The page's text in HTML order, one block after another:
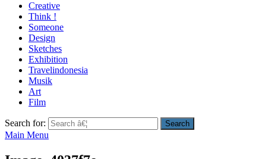
[] Motzter
Cerita Ide Kreatif
Creative
Think !
Someone
Design
Sketches
Exhibition
Travelindonesia
Musik
Art
Film
Search for:
Main Menu